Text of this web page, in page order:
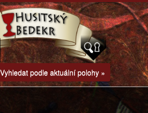
Vyhledat podle aktuální polohy »